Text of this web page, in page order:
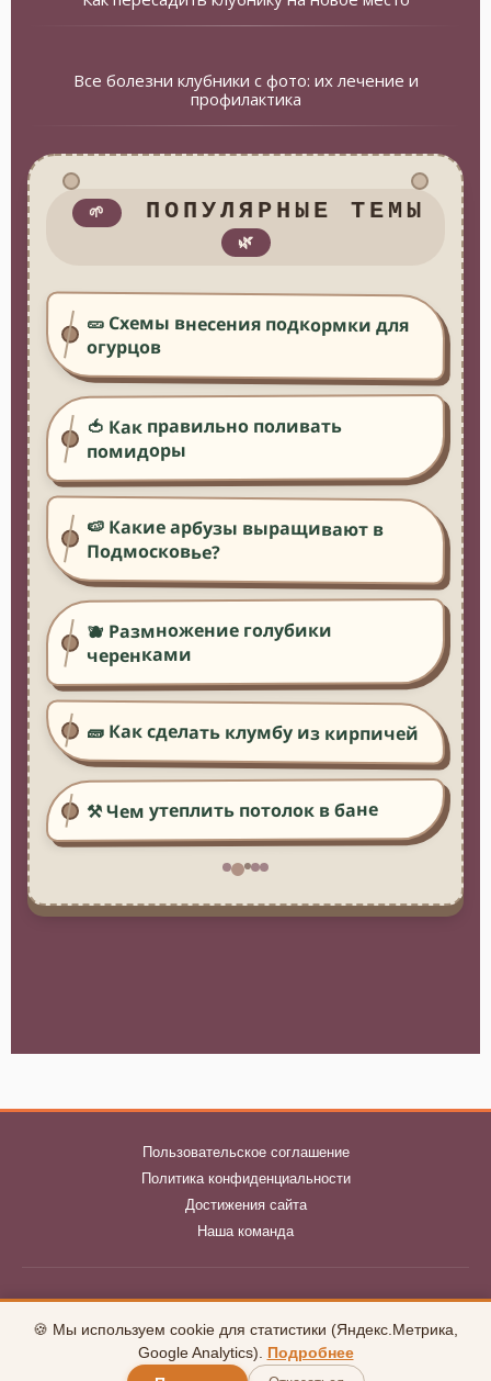
🍪 Мы используем cookie для статистики (Яндекс.Метрика,
Google Analytics). Подробнее
Все болезни клубники с фото: их лечение и
профилактика
🌱 ПОПУЛЯРНЫЕ ТЕМЫ
🌿
🥒 Схемы внесения подкормки для
огурцов
🍅 Как правильно поливать
помидоры
🍉 Какие арбузы выращивают в
Подмосковье?
🫐 Размножение голубики
черенками
🧱 Как сделать клумбу из кирпичей
⚒️ Чем утеплить потолок в бане
Пользовательское соглашение
Политика конфиденциальности
Достижения сайта
Наша команда
klubnika-club.ru © 2026
uCoz